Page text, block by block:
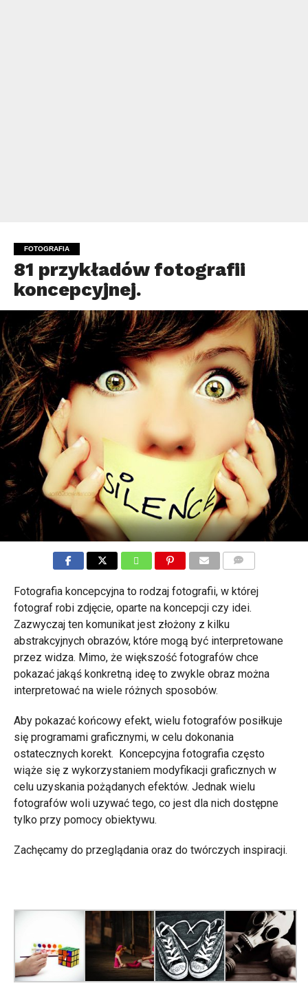
FOTOGRAFIA
81 przykładów fotografii
koncepcyjnej.
Fotografia koncepcyjna to rodzaj fotografii, w której
fotograf robi zdjęcie, oparte na koncepcji czy idei.
Zazwyczaj ten komunikat jest złożony z kilku
abstrakcyjnych obrazów, które mogą być interpretowane
przez widza. Mimo, że większość fotografów chce
pokazać jakąś konkretną ideę to zwykle obraz można
interpretować na wiele różnych sposobów.
Aby pokazać końcowy efekt, wielu fotografów posiłkuje
się programami graficznymi, w celu dokonania
ostatecznych korekt. Koncepcyjna fotografia często
wiąże się z wykorzystaniem modyfikacji graficznych w
celu uzyskania pożądanych efektów. Jednak wielu
fotografów woli uzywać tego, co jest dla nich dostępne
tylko przy pomocy obiektywu.
Zachęcamy do przeglądania oraz do twórczych inspiracji.